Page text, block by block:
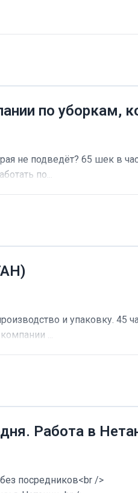
по уборкам,
не подведёт? 65 шек в
по...
и упаковку. 45
...
Работа в
посредников<br />